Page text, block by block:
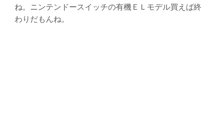
ね。ニンテンドースイッチの有機ＥＬモデル買えば終
わりだもんね。